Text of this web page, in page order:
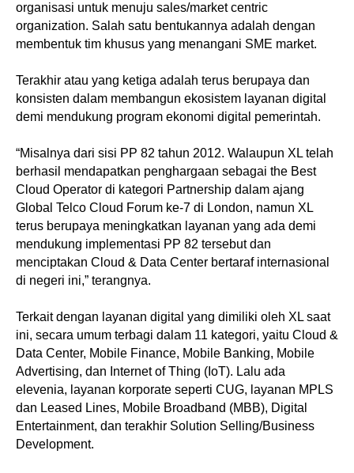
organisasi untuk menuju sales/market centric
organization. Salah satu bentukannya adalah dengan
membentuk tim khusus yang menangani SME market.
Terakhir atau yang ketiga adalah terus berupaya dan
konsisten dalam membangun ekosistem layanan digital
demi mendukung program ekonomi digital pemerintah.
“Misalnya dari sisi PP 82 tahun 2012. Walaupun XL telah
berhasil mendapatkan penghargaan sebagai the Best
Cloud Operator di kategori Partnership dalam ajang
Global Telco Cloud Forum ke-7 di London, namun XL
terus berupaya meningkatkan layanan yang ada demi
mendukung implementasi PP 82 tersebut dan
menciptakan Cloud & Data Center bertaraf internasional
di negeri ini,” terangnya.
Terkait dengan layanan digital yang dimiliki oleh XL saat
ini, secara umum terbagi dalam 11 kategori, yaitu Cloud &
Data Center, Mobile Finance, Mobile Banking, Mobile
Advertising, dan Internet of Thing (IoT). Lalu ada
elevenia, layanan korporate seperti CUG, layanan MPLS
dan Leased Lines, Mobile Broadband (MBB), Digital
Entertainment, dan terakhir Solution Selling/Business
Development.